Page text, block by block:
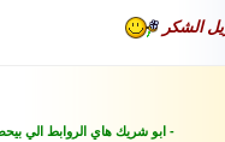
الشكر
- ابو شريك هاي الروابط الي